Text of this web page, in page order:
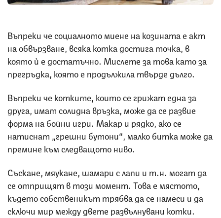
Въпреки че социалното миене на козината е акт
на обвързване, всяка котка достига точка, в
която ѝ е достатъчно. Мислете за това като за
прегръдка, която е продължила твърде дълго.
Въпреки че котките, които се грижат една за
друга, имат солидна връзка, може да се развие
форма на бойни игри. Макар и рядко, ако се
натиснат „грешни бутони“, малко битка може да
премине към следващото ниво.
Съскане, мяукане, шамари с лапи и т.н. могат да
се отприщят в този момент. Това е мястото,
където собственикът трябва да се намеси и да
сключи мир между двете развълнувани котки.